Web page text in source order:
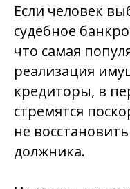
Если человек
судебное
что самая
реализация
кредиторы, в
стремятся
не
должника.